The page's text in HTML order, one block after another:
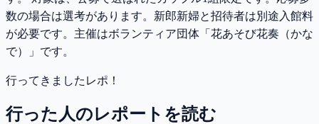
数の場合は選考があります。新郎新婦と招待者は別途入館料
が必要です。主催はボランティア団体「花あそび花奏（かな
で）」です。
行ってきましたレポ！
行った人のレポートを読む